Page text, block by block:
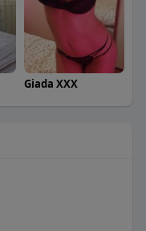
Giada XXX